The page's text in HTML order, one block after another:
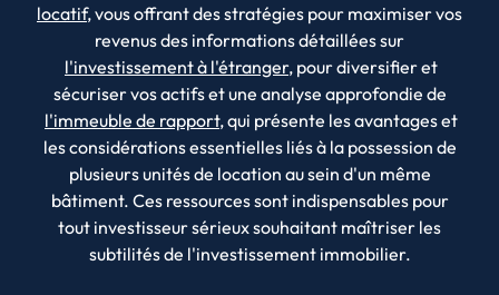
locatif, vous offrant des stratégies pour maximiser vos
revenus des informations détaillées sur
l'investissement à l'étranger, pour diversifier et
sécuriser vos actifs et une analyse approfondie de
l'immeuble de rapport, qui présente les avantages et
les considérations essentielles liés à la possession de
plusieurs unités de location au sein d'un même
bâtiment. Ces ressources sont indispensables pour
tout investisseur sérieux souhaitant maîtriser les
subtilités de l'investissement immobilier.